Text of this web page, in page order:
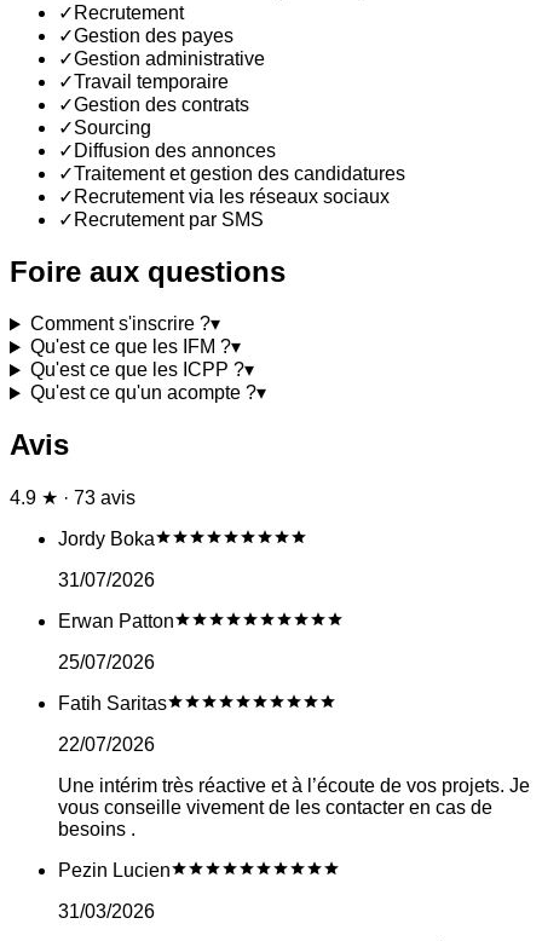
✓ Recrutement
✓Gestion des payes
✓Gestion administrative
✓Travail temporaire
✓Gestion des contrats
✓Sourcing
✓ Diffusion des annonces
✓Traitement et gestion des candidatures
✓ Recrutement via les réseaux sociaux
✓ Recrutement par SMS
Foire aux questions
Comment s'inscrire ?▾
Qu'est ce que les IFM ?▾
Qu'est ce que les ICPP ?▾
Qu'est ce qu'un acompte ?▾
Avis
4.9 ★ · 73 avis
Jordy Boka
31/07/2026
Erwan Patton
25/07/2026
Fatih Saritas
22/07/2026
Une intérim très réactive et à l’écoute de vos projets. Je
vous conseille vivement de les contacter en cas de
besoins .
Pezin Lucien
31/03/2026